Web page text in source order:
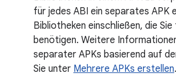
für jedes ABI ein separates APK
Bibliotheken einschließen, die
benötigen. Weitere
separater APKs basierend auf
Sie unter Mehrere APKs erstellen.